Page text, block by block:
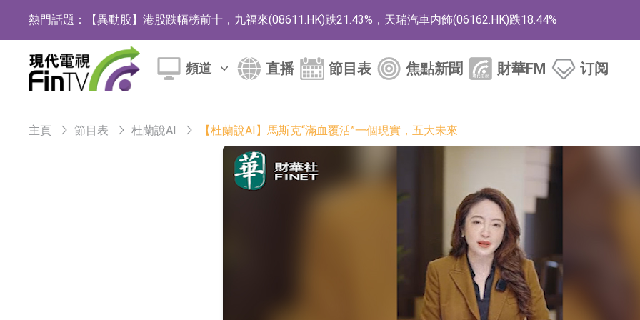
熱門話題： 【異動股】港股跌幅榜前十，九福來(08611.HK)跌21.43%，天瑞汽車内飾(06162.HK)跌18.44%
【異動股】港股漲幅榜前十，佳明集團控股(01271.HK)漲+78.22%，拿森科技(02261.HK)漲+64.11%
斯迪克：公司為國內摺疊屏核心功能材料供應商
聚辰股份：公司VPD芯片已順利通過目標客戶的測試認證
上期所：7月份對11個實際控制關系賬戶組採取限制開倉的監管措施
特發服務：成功中標嗶哩嗶哩上海濱江總部物業服務項目
理工雷科面向邊緣AI場景推出"山海"系列智算模組 系列產品基於國產CPU與GPU構建
頻道 直播 節目表 焦點新聞 財華FM 订阅
主頁 節目表 杜蘭說AI 【杜蘭說AI】馬斯克“滿血覆活”一個現實，五大未來